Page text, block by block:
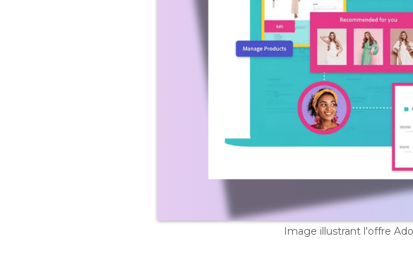
Image illustrant l'offre